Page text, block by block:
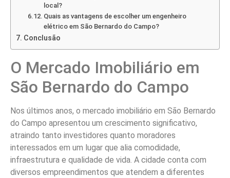
local?
Quais as vantagens de escolher um engenheiro
elétrico em São Bernardo do Campo?
Conclusão
O Mercado Imobiliário em
São Bernardo do Campo
Nos últimos anos, o mercado imobiliário em São Bernardo
do Campo apresentou um crescimento significativo,
atraindo tanto investidores quanto moradores
interessados em um lugar que alia comodidade,
infraestrutura e qualidade de vida. A cidade conta com
diversos empreendimentos que atendem a diferentes